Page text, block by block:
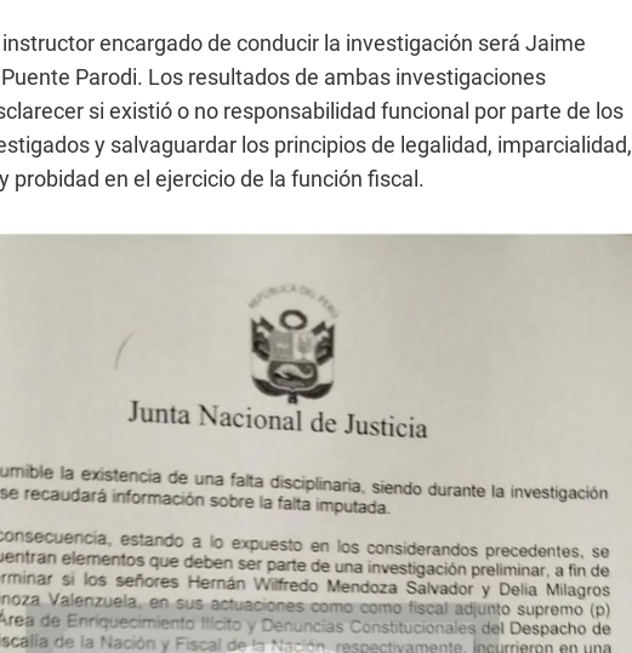
encargado de conducir la investigación será Jaime
Parodi. Los resultados de ambas investigaciones
si existió o no responsabilidad funcional por parte de los
y salvaguardar los principios de legalidad, imparcialidad,
probidad en el ejercicio de la función fiscal.